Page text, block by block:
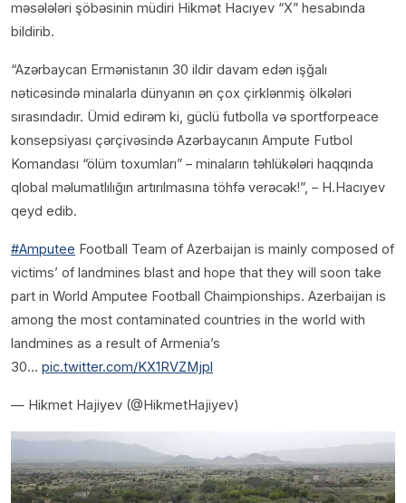
məsələləri şöbəsinin müdiri Hikmət Hacıyev “X” hesabında
bildirib.
“Azərbaycan Ermənistanın 30 ildir davam edən işğalı
nəticəsində minalarla dünyanın ən çox çirklənmiş ölkələri
sırasındadır. Ümid edirəm ki, güclü futbolla və sportforpeace
konsepsiyası çərçivəsində Azərbaycanın Ampute Futbol
Komandası “ölüm toxumları” – minaların təhlükələri haqqında
qlobal məlumatlılığın artırılmasına töhfə verəcək!”, – H.Hacıyev
qeyd edib.
#Amputee Football Team of Azerbaijan is mainly composed of
victims’ of landmines blast and hope that they will soon take
part in World Amputee Football Chaimpionships. Azerbaijan is
among the most contaminated countries in the world with
landmines as a result of Armenia’s
30… pic.twitter.com/KX1RVZMjpl
— Hikmet Hajiyev (@HikmetHajiyev)
Video
Oynadıcı